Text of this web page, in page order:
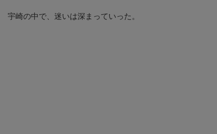
宇崎の中で、迷いは深まっていった。